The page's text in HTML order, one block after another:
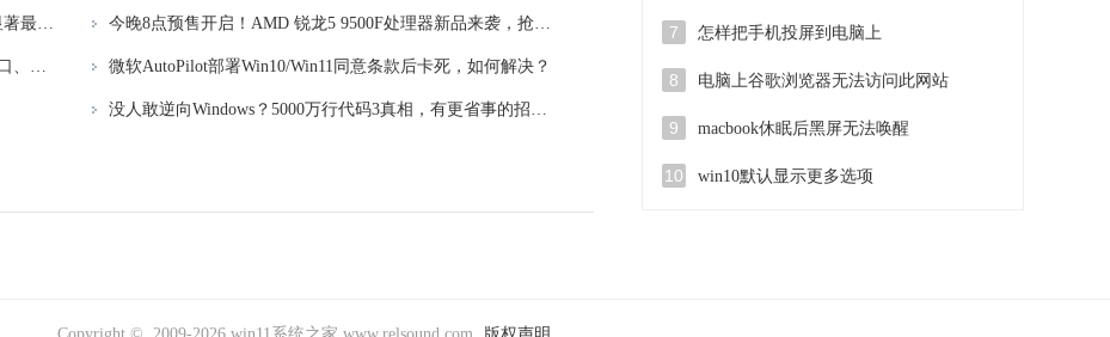
Steam 8月显卡榜单：RTX 4060登顶，RTX 5060增幅显著最新行情 今晚8点预售开启！AMD 锐龙5 9500F处理器新品来袭，抢先预订最新处理器
英特尔Arc Pro B50工作站显卡：70W TDP、无供电接口、双槽半高性能强劲 微软AutoPilot部署Win10/Win11同意条款后卡死，如何解决？
没人敢逆向Windows？5000万行代码3真相，有更省事的招：Windows逆向工程的秘密揭秘
7 怎样把手机投屏到电脑上
8 电脑上谷歌浏览器无法访问此网站
9 macbook休眠后黑屏无法唤醒
10 win10默认显示更多选项